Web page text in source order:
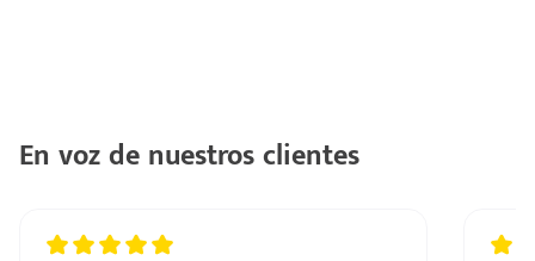
En voz de nuestros clientes